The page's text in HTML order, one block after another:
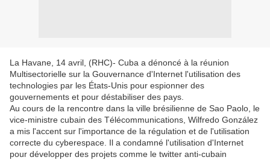
La Havane, 14 avril, (RHC)- Cuba a dénoncé à la réunion
Multisectorielle sur la Gouvernance d'Internet l'utilisation des
technologies par les États-Unis pour espionner des
gouvernements et pour déstabiliser des pays.
Au cours de la rencontre dans la ville brésilienne de Sao Paolo, le
vice-ministre cubain des Télécommunications, Wilfredo González
a mis l'accent sur l'importance de la régulation et de l'utilisation
correcte du cyberespace. Il a condamné l'utilisation d'Internet
pour développer des projets comme le twitter anti-cubain